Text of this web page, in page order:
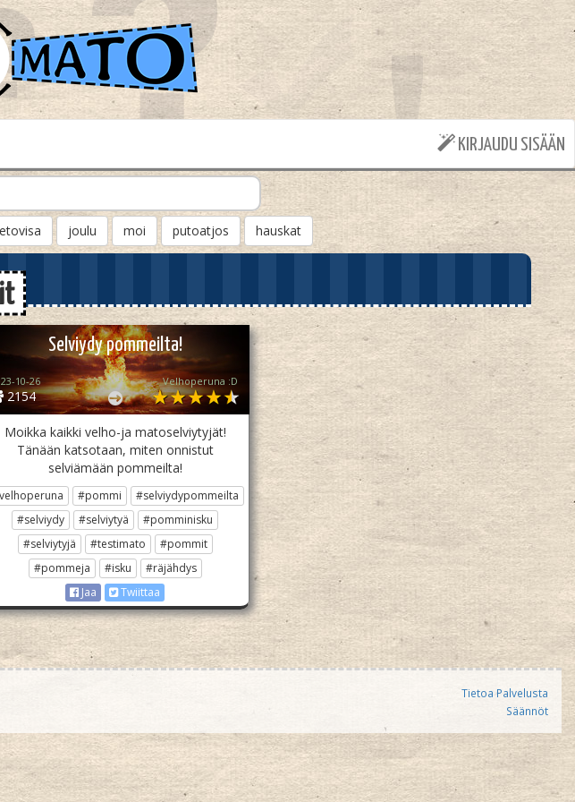
KIRJAUDU SISÄÄN
joulu moi putoatjos hauskat
Selviydy pommeilta!
2154
10-26 Velhoperuna :D
Moikka kaikki velho-ja matoselviytyjät!
Tänään katsotaan, miten onnistut
selviämään pommeilta!
#pommi
#selviydypommeilta
#selviydy
#selviytyä
#pomminisku
#selviytyjä
#testimato
#pommit
#pommeja
#isku
#räjähdys
Jaa
Twiittaa
Tietoa Palvelusta
Säännöt